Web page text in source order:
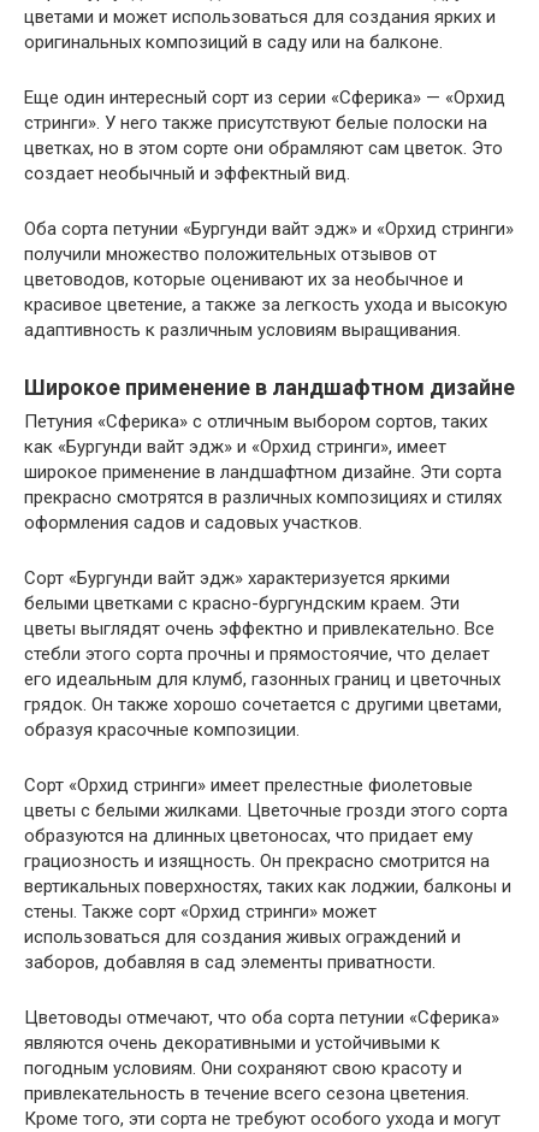
цветами и может использоваться для создания ярких и
оригинальных композиций в саду или на балконе.
Еще один интересный сорт из серии «Сферика» — «Орхид
стринги». У него также присутствуют белые полоски на
цветках, но в этом сорте они обрамляют сам цветок. Это
создает необычный и эффектный вид.
Оба сорта петунии «Бургунди вайт эдж» и «Орхид стринги»
получили множество положительных отзывов от
цветоводов, которые оценивают их за необычное и
красивое цветение, а также за легкость ухода и высокую
адаптивность к различным условиям выращивания.
Широкое применение в ландшафтном дизайне
Петуния «Сферика» с отличным выбором сортов, таких
как «Бургунди вайт эдж» и «Орхид стринги», имеет
широкое применение в ландшафтном дизайне. Эти сорта
прекрасно смотрятся в различных композициях и стилях
оформления садов и садовых участков.
Сорт «Бургунди вайт эдж» характеризуется яркими
белыми цветками с красно-бургундским краем. Эти
цветы выглядят очень эффектно и привлекательно. Все
стебли этого сорта прочны и прямостоячие, что делает
его идеальным для клумб, газонных границ и цветочных
грядок. Он также хорошо сочетается с другими цветами,
образуя красочные композиции.
Сорт «Орхид стринги» имеет прелестные фиолетовые
цветы с белыми жилками. Цветочные грозди этого сорта
образуются на длинных цветоносах, что придает ему
грациозность и изящность. Он прекрасно смотрится на
вертикальных поверхностях, таких как лоджии, балконы и
стены. Также сорт «Орхид стринги» может
использоваться для создания живых ограждений и
заборов, добавляя в сад элементы приватности.
Цветоводы отмечают, что оба сорта петунии «Сферика»
являются очень декоративными и устойчивыми к
погодным условиям. Они сохраняют свою красоту и
привлекательность в течение всего сезона цветения.
Кроме того, эти сорта не требуют особого ухода и могут